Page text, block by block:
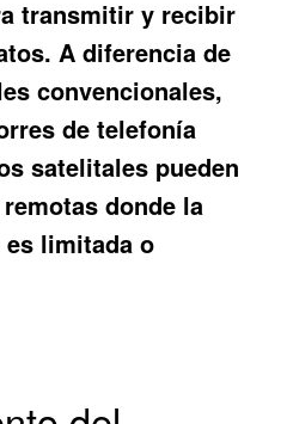
transmitir y recibir
A diferencia de
convencionales,
de telefonía
satelitales pueden
donde la
limitada o